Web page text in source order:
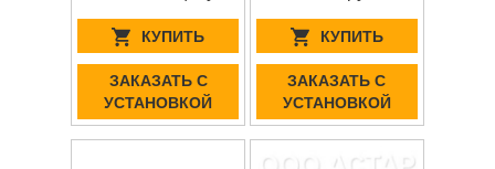
КУПИТЬ
ЗАКАЗАТЬ С
УСТАНОВКОЙ
КУПИТЬ
ЗАКАЗАТЬ С
УСТАНОВКОЙ